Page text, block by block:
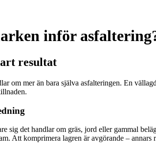
inför
resultat
om mer än bara själva asfalteringen. En
sig det handlar om gräs, jord eller gammal
Att komprimera lagren är avgörande –